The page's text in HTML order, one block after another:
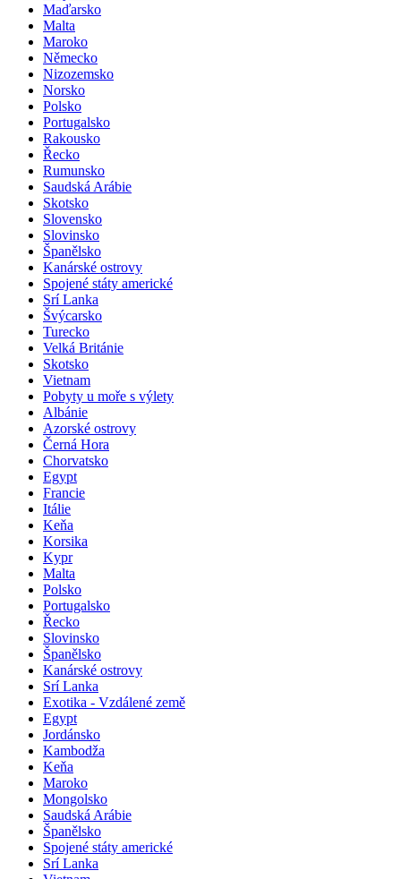
Maďarsko
Malta
Maroko
Německo
Nizozemsko
Norsko
Polsko
Portugalsko
Rakousko
Řecko
Rumunsko
Saudská Arábie
Skotsko
Slovensko
Slovinsko
Španělsko
Kanárské ostrovy
Spojené státy americké
Srí Lanka
Švýcarsko
Turecko
Velká Británie
Skotsko
Vietnam
Pobyty u moře s výlety
Albánie
Azorské ostrovy
Černá Hora
Chorvatsko
Egypt
Francie
Itálie
Keňa
Korsika
Kypr
Malta
Polsko
Portugalsko
Řecko
Slovinsko
Španělsko
Kanárské ostrovy
Srí Lanka
Exotika - Vzdálené země
Egypt
Jordánsko
Kambodža
Keňa
Maroko
Mongolsko
Saudská Arábie
Španělsko
Spojené státy americké
Srí Lanka